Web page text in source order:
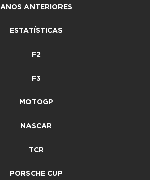
ANOS ANTERIORES
ESTATÍSTICAS
F2
F3
MOTOGP
NASCAR
TCR
PORSCHE CUP